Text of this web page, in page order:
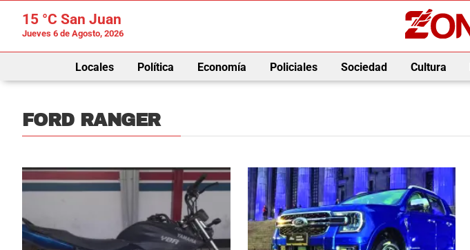
15 °C San Juan
Jueves 6 de Agosto, 2026
Locales Política Economía Policiales Sociedad Cultura
FORD RANGER